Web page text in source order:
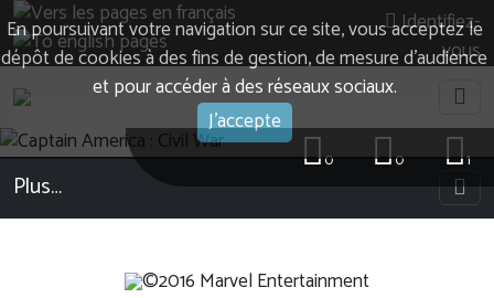
En poursuivant votre navigation sur ce site, vous acceptez le
dépôt de cookies à des fins de gestion, de mesure d’audience
et pour accéder à des réseaux sociaux.
J'accepte
Identifiez-
vous
1
0
0
Plus…